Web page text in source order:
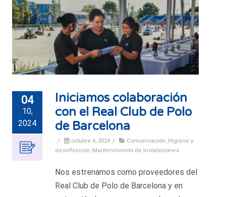
04
10,
2024
Iniciamos colaboración
con el Real Club de Polo
de Barcelona
/ octubre 4, 2024 / Comunicación Higiene y
desinfección Mantenimiento de instalaciones
Nos estrenamos como proveedores del
Real Club de Polo de Barcelona y en